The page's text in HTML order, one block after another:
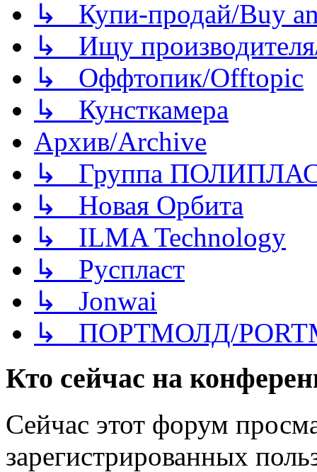
↳ Купи-продай/Buy
↳ Ищу
↳ Оффтопик/Offtopic
↳ Кунсткамера
Архив/Archive
↳ Группа
↳ Новая Орбита
↳ ILMA Technology
↳ Руспласт
↳ Jonwai
↳ ПОРТМОЛД/
Кто сейчас на
Сейчас этот форум
зарегистрированных